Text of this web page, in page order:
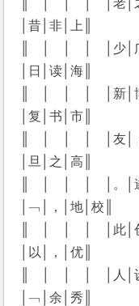
║　│　│　│　│老
│昔│非│上║
║　│　│　│　│少
│日│读│海║
║　│　│　│　│新
│复│书│市║
║　│　│　│　│友
│旦│之│高║
║　│　│　│　│。
│﹁│，│地│校║
║　│　│　│　│此
│以│，│优║
║　│　│　│　│人
│﹁│余│秀║